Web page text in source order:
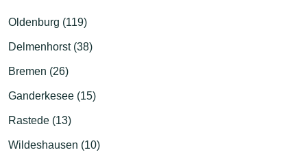
Oldenburg (119)
Delmenhorst (38)
Bremen (26)
Ganderkesee (15)
Rastede (13)
Wildeshausen (10)